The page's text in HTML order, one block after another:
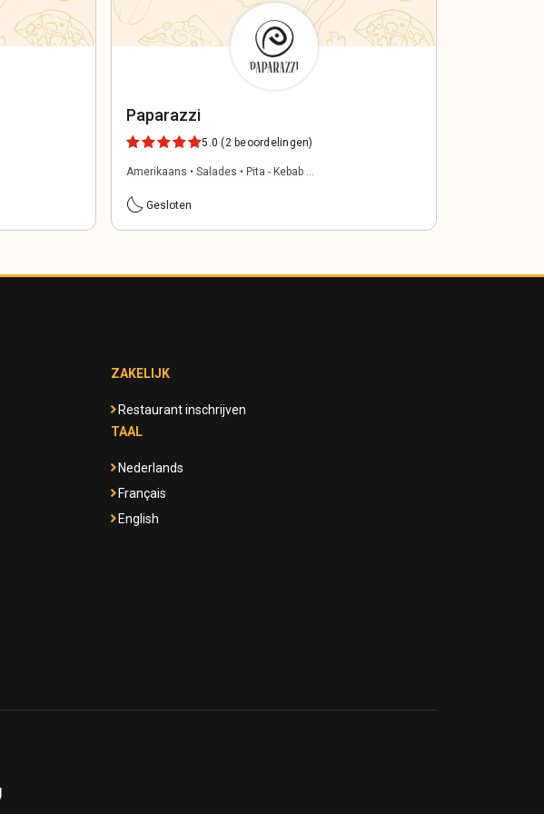
Paparazzi
5.0 (2 beoordelingen)
Amerikaans • Salades • Pita - Kebab ...
bedtimeGesloten
ZAKELIJK
Restaurant inschrijven
TAAL
Nederlands
Français
English